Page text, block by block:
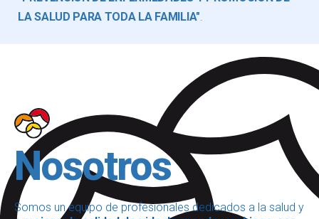
LA SALUD PARA TODA LA FAMILIA"
Nosotros
Somos un equipo de profesionales dedicados a la salud y